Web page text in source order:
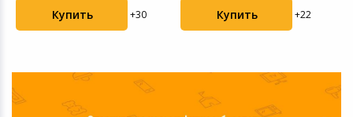
Купить +30 Купить +22